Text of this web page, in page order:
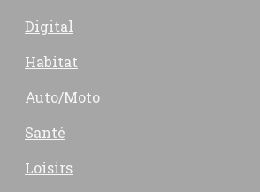
Digital
Habitat
Auto/Moto
Santé
Loisirs